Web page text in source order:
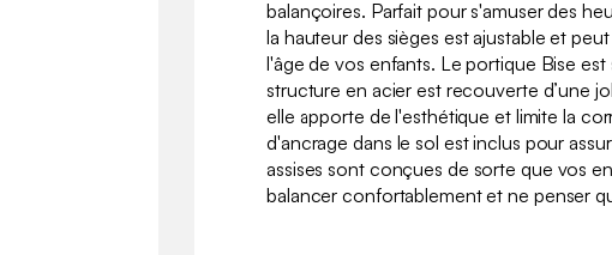
balançoires. Parfait pour s'amuser des
la hauteur des sièges est ajustable et
l'âge de vos enfants. Le portique Bise est
structure en acier est recouverte d’une
elle apporte de l'esthétique et limite la
d'ancrage dans le sol est inclus pour
assises sont conçues de sorte que vos
balancer confortablement et ne penser